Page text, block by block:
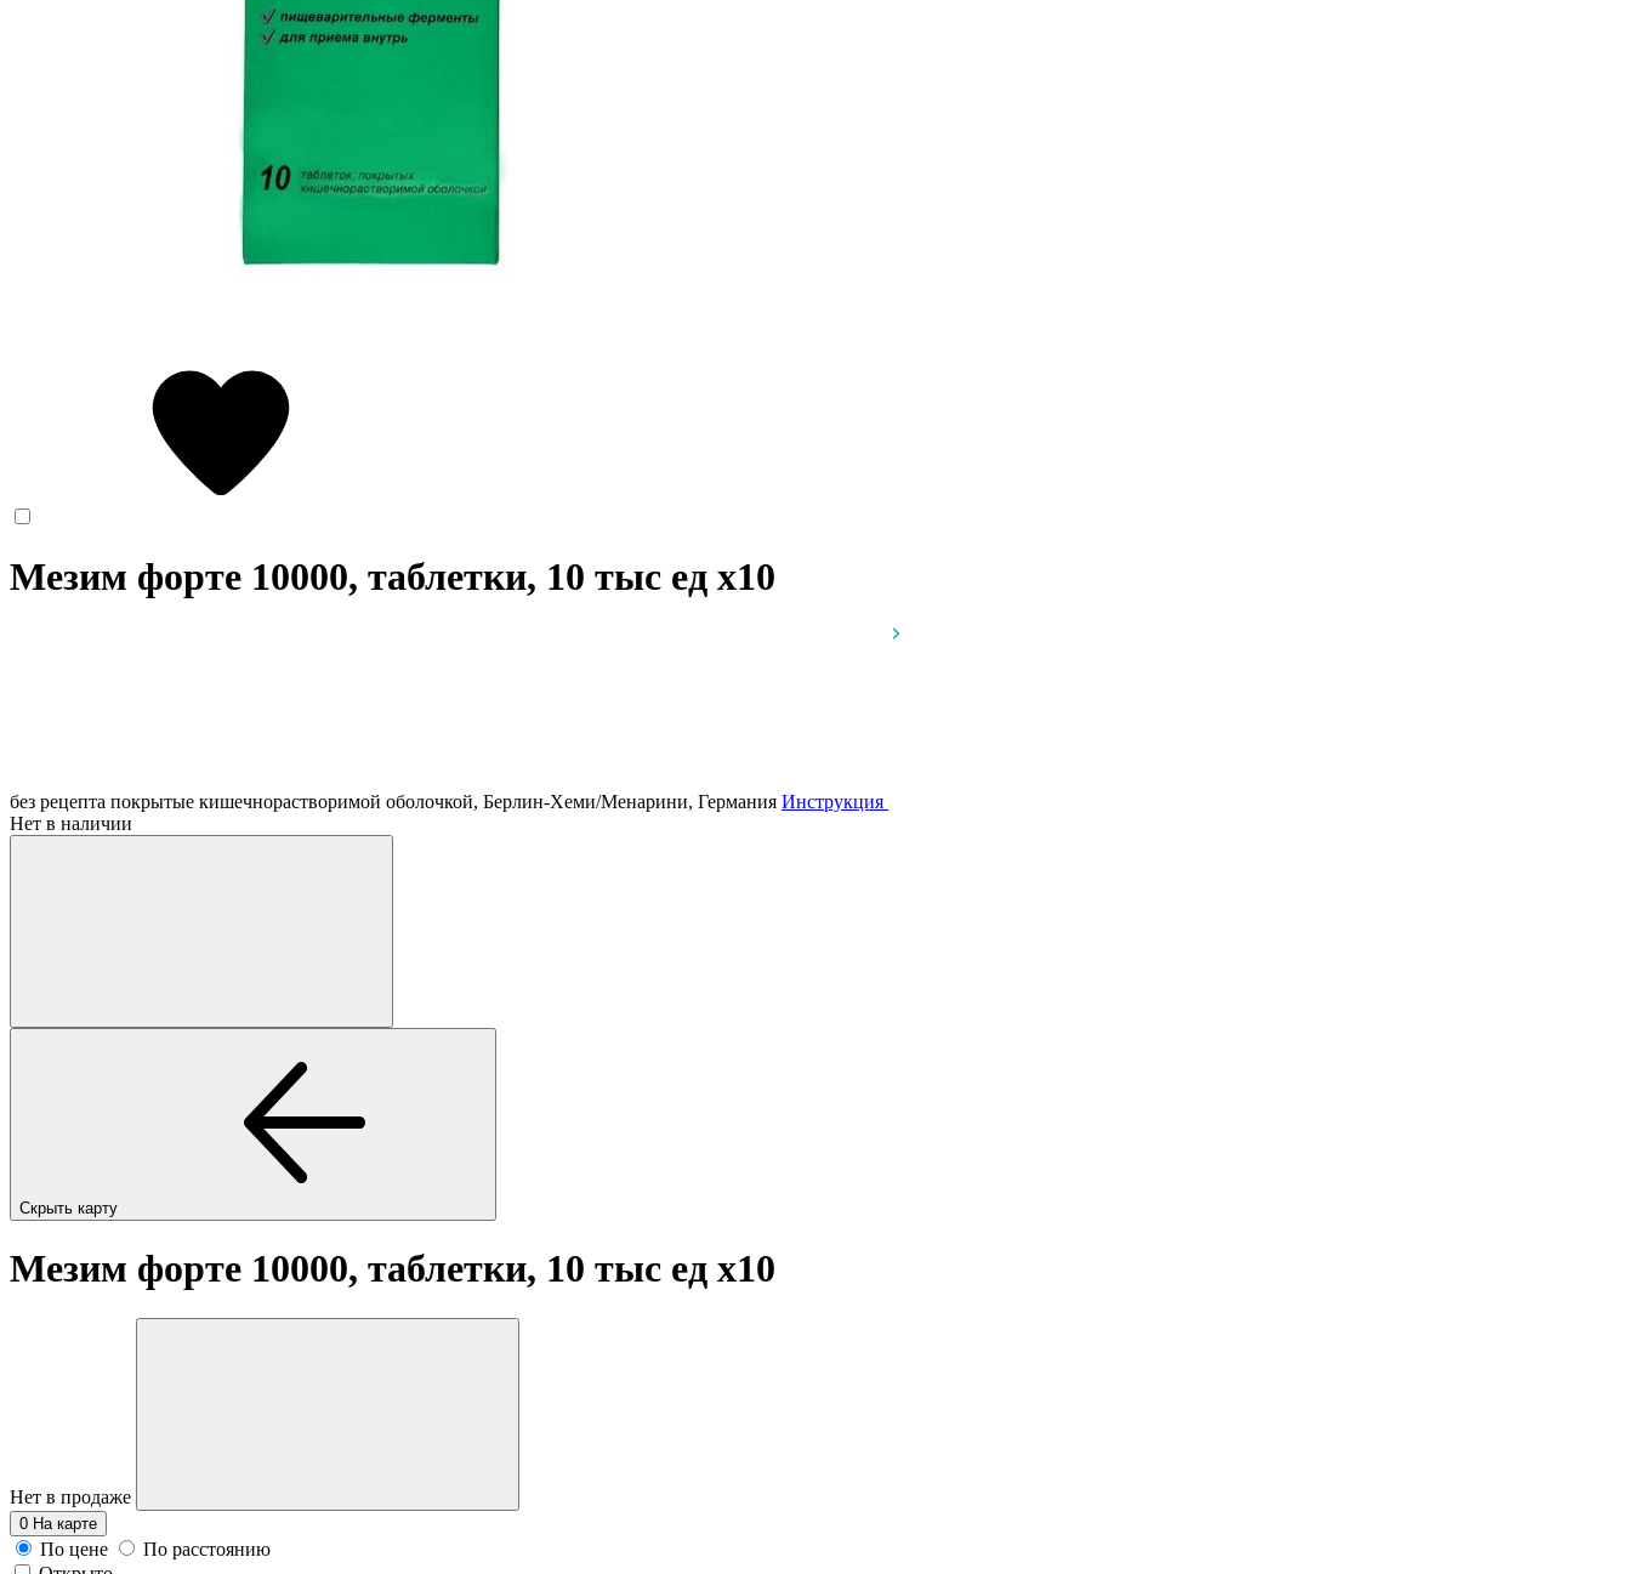
Мезим форте 10000, таблетки, 10 тыс ед x10
без рецепта покрытые кишечнорастворимой оболочкой, Берлин-Хеми/Менарини, Германия Инструкция
Нет в наличии
Скрыть карту
Мезим форте 10000, таблетки, 10 тыс ед x10
Нет в продаже
0 На карте
По цене
По расстоянию